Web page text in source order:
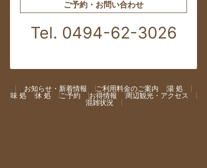
ご予約・お問い合わせ
Tel. 0494-62-3026
お知らせ・新着情報 ご利用料金のご案内
湯 処
味 処
休 処 ご予約 お得情報
周辺観光・アクセス
混雑状況